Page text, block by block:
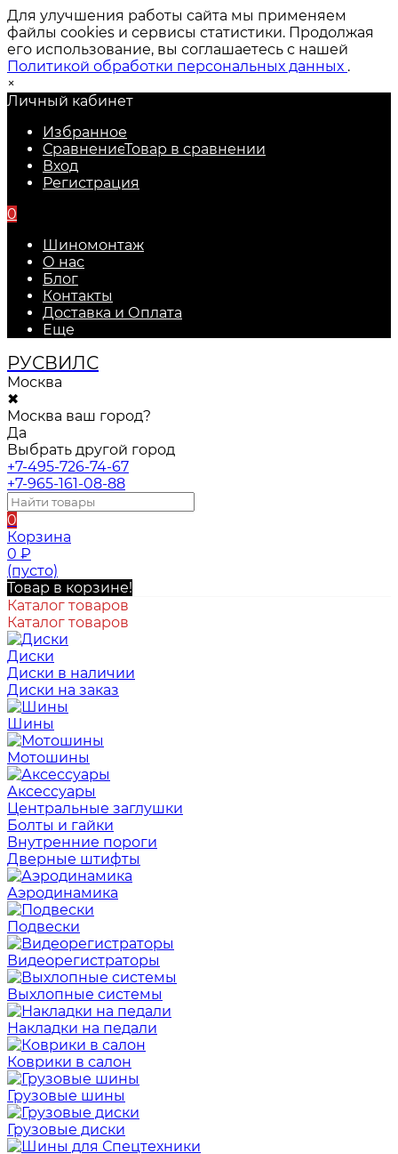
Для улучшения работы сайта мы применяем
файлы cookies и сервисы статистики. Продолжая
его использование, вы соглашаетесь с нашей
Политикой обработки персональных данных .
×
Личный кабинет
Избранное
СравнениеТовар в сравнении
Вход
Регистрация
0
Шиномонтаж
О нас
Блог
Контакты
Доставка и Оплата
Еще
РУСВИЛС
Москва
✖
Москва ваш город?
Да
Выбрать другой город
+7-495-726-74-67
+7-965-161-08-88
0
Корзина
0 ₽
(пусто)
Товар в корзине!
Каталог товаров
Каталог товаров
Диски
Диски в наличии
Диски на заказ
Шины
Мотошины
Аксессуары
Центральные заглушки
Болты и гайки
Внутренние пороги
Дверные штифты
Аэродинамика
Подвески
Видеорегистраторы
Выхлопные системы
Накладки на педали
Коврики в салон
Грузовые шины
Грузовые диски